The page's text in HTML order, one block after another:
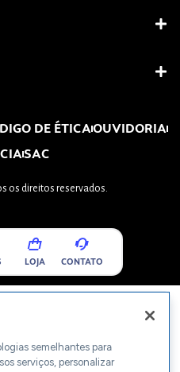
DE ÉTICAOUVIDORIA
SAC
os direitos reservados.
LOJA CONTATO
semelhantes para
serviços, personalizar